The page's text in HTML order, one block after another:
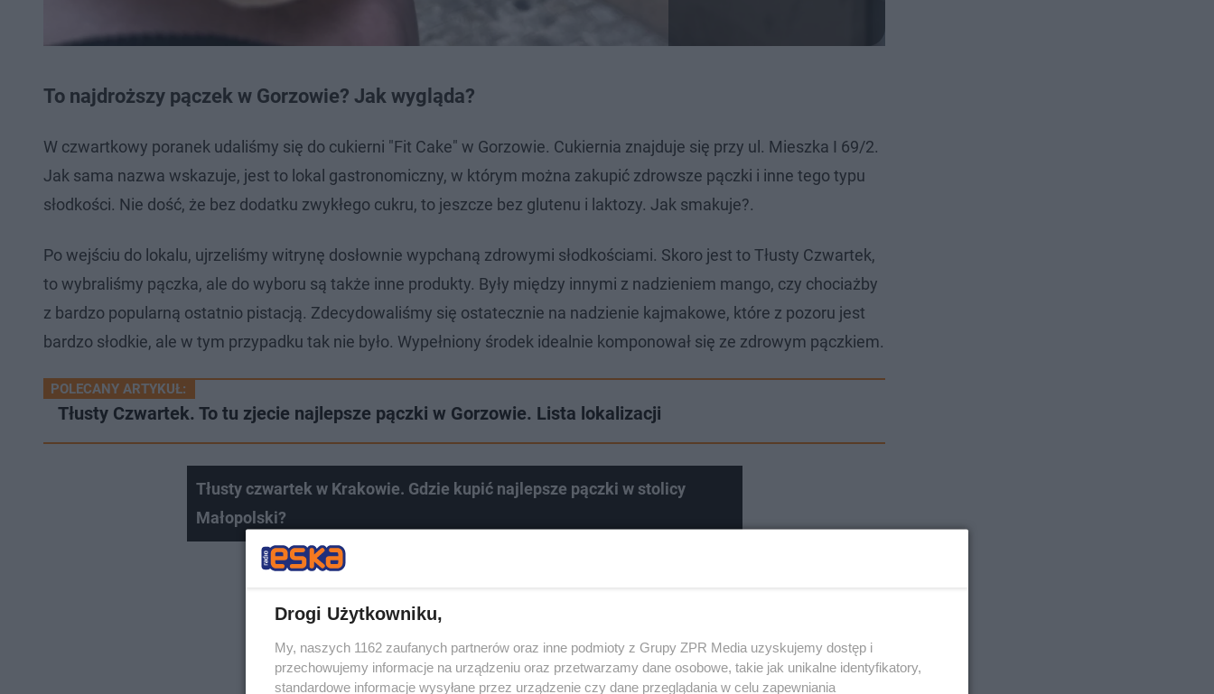
To najdroższy pączek w Gorzowie? Jak wygląda?
W czwartkowy poranek udaliśmy się do cukierni "Fit Cake" w Gorzowie. Cukiernia znajduje się przy ul. Mieszka I 69/2.
Jak sama nazwa wskazuje, jest to lokal gastronomiczny, w którym można zakupić zdrowsze pączki i inne tego typu
słodkości. Nie dość, że bez dodatku zwykłego cukru, to jeszcze bez glutenu i laktozy. Jak smakuje?.
Po wejściu do lokalu, ujrzeliśmy witrynę dosłownie wypchaną zdrowymi słodkościami. Skoro jest to Tłusty Czwartek,
to wybraliśmy pączka, ale do wyboru są także inne produkty. Były między innymi z nadzieniem mango, czy chociażby
z bardzo popularną ostatnio pistacją. Zdecydowaliśmy się ostatecznie na nadzienie kajmakowe, które z pozoru jest
bardzo słodkie, ale w tym przypadku tak nie było. Wypełniony środek idealnie komponował się ze zdrowym pączkiem.
POLECANY ARTYKUŁ:
Tłusty Czwartek. To tu zjecie najlepsze pączki w Gorzowie. Lista lokalizacji
Tłusty czwartek w Krakowie. Gdzie kupić najlepsze pączki w stolicy
Małopolski?
Drogi Użytkowniku,
My, naszych 1162 zaufanych partnerów oraz inne podmioty z Grupy ZPR Media uzyskujemy dostęp i
przechowujemy informacje na urządzeniu oraz przetwarzamy dane osobowe, takie jak unikalne identyfikatory,
standardowe informacje wysyłane przez urządzenie czy dane przeglądania w celu zapewniania